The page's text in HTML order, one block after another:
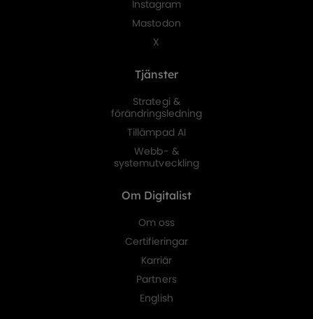
Instagram
Mastodon
X
Tjänster
Strategi &
förändringsledning
Tillämpad AI
Webb- &
systemutveckling
Om Digitalist
Om oss
Certifieringar
Karriär
Partners
English